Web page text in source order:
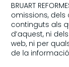
BRUART
omissions, dels
continguts als
d’aquest, ni
web, ni per
de la